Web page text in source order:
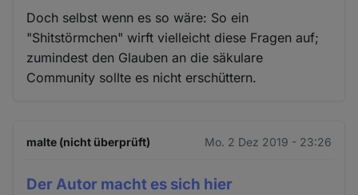
Doch selbst wenn es so wäre: So ein
"Shitstörmchen" wirft vielleicht diese Fragen auf;
zumindest den Glauben an die säkulare
Community sollte es nicht erschüttern.
malte (nicht überprüft) Mo. 2 Dez 2019 - 23:26
Der Autor macht es sich hier